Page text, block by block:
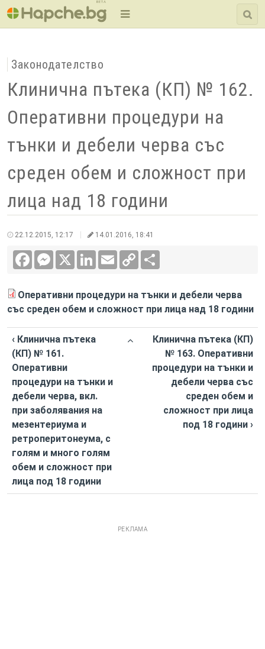
BETA
Законодателство
Клинична пътека (КП) № 162.
Оперативни процедури на
тънки и дебели черва със
среден обем и сложност при
лица над 18 години
22.12.2015, 12:17 14.01.2016, 18:41
FacebookMessenger LinkedInEmail
Copy
Link
Оперативни процедури на тънки и дебели черва
със среден обем и сложност при лица над 18 години
‹ Клинична пътека
(КП) № 161.
Оперативни
процедури на тънки и
дебели черва, вкл.
при заболявания на
мезентериума и
ретроперитонеума, с
голям и много голям
обем и сложност при
лица под 18 години
Клинична пътека (КП)
№ 163. Оперативни
процедури на тънки и
дебели черва със
среден обем и
сложност при лица
под 18 години ›
РЕКЛАМА